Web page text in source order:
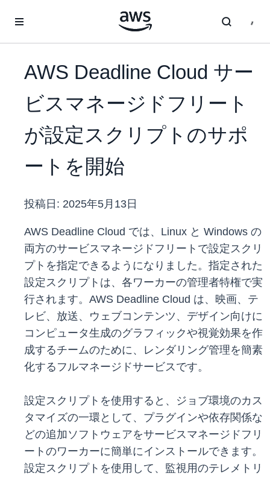
AWS Deadline Cloud サー
ビスマネージドフリート
が設定スクリプトのサポ
ートを開始
投稿日: 2025年5月13日
AWS Deadline Cloud では、Linux と Windows の
両方のサービスマネージドフリートで設定スクリ
プトを指定できるようになりました。指定された
設定スクリプトは、各ワーカーの管理者特権で実
行されます。AWS Deadline Cloud は、映画、テ
レビ、放送、ウェブコンテンツ、デザイン向けに
コンピュータ生成のグラフィックや視覚効果を作
成するチームのために、レンダリング管理を簡素
化するフルマネージドサービスです。
設定スクリプトを使用すると、ジョブ環境のカス
タマイズの一環として、プラグインや依存関係な
どの追加ソフトウェアをサービスマネージドフリ
ートのワーカーに簡単にインストールできます。
設定スクリプトを使用して、監視用のテレメトリ